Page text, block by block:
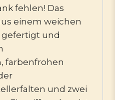
fehlen! Das
einem weichen
gefertigt und
farbenfrohen
und zwei